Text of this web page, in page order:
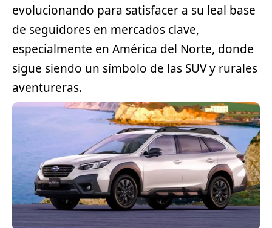
evolucionando para satisfacer a su leal base
de seguidores en mercados clave,
especialmente en América del Norte, donde
sigue siendo un símbolo de las SUV y rurales
aventureras.